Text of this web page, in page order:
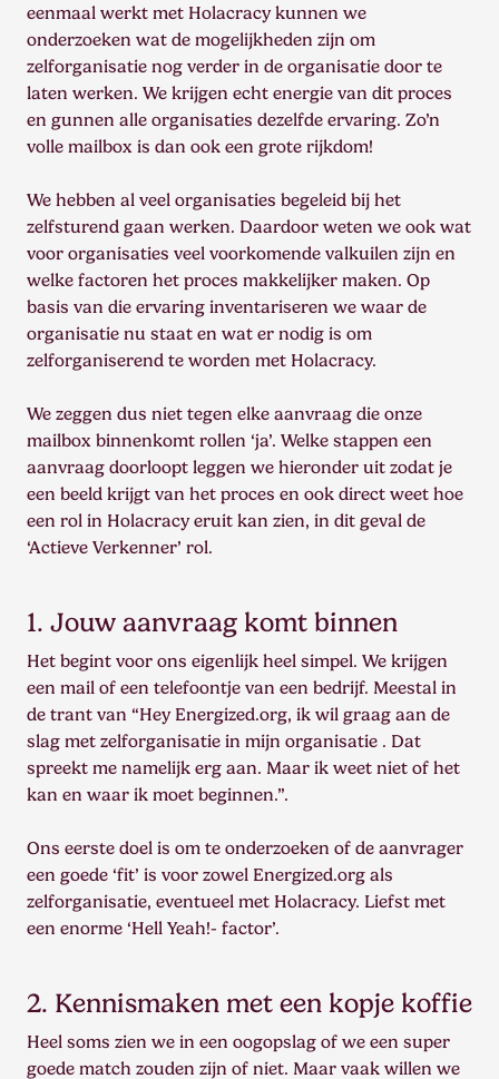
eenmaal werkt met Holacracy kunnen we
onderzoeken wat de mogelijkheden zijn om
zelforganisatie nog verder in de organisatie door te
laten werken. We krijgen echt energie van dit proces
en gunnen alle organisaties dezelfde ervaring. Zo’n
volle mailbox is dan ook een grote rijkdom!
We hebben al veel organisaties begeleid bij het
zelfsturend gaan werken. Daardoor weten we ook wat
voor organisaties veel voorkomende valkuilen zijn en
welke factoren het proces makkelijker maken. Op
basis van die ervaring inventariseren we waar de
organisatie nu staat en wat er nodig is om
zelforganiserend te worden met Holacracy.
We zeggen dus niet tegen elke aanvraag die onze
mailbox binnenkomt rollen ‘ja’. Welke stappen een
aanvraag doorloopt leggen we hieronder uit zodat je
een beeld krijgt van het proces en ook direct weet hoe
een rol in Holacracy eruit kan zien, in dit geval de
‘Actieve Verkenner’ rol.
1. Jouw aanvraag komt binnen
Het begint voor ons eigenlijk heel simpel. We krijgen
een mail of een telefoontje van een bedrijf. Meestal in
de trant van “Hey Energized.org, ik wil graag aan de
slag met zelforganisatie in mijn organisatie . Dat
spreekt me namelijk erg aan. Maar ik weet niet of het
kan en waar ik moet beginnen.”.
Ons eerste doel is om te onderzoeken of de aanvrager
een goede ‘fit’ is voor zowel Energized.org als
zelforganisatie, eventueel met Holacracy. Liefst met
een enorme ‘Hell Yeah!- factor’.
2. Kennismaken met een kopje koffie
Heel soms zien we in een oogopslag of we een super
goede match zouden zijn of niet. Maar vaak willen we